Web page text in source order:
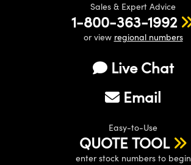
Sales & Expert Advice
1-800-363-1992
or view regional numbers
Live Chat
Email
Easy-to-Use
QUOTE TOOL
enter stock numbers to begin